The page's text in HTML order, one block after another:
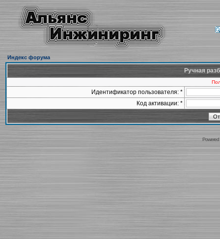
Индекс форума
Ручная
Идентификатор пользователя: *
Код активации: *